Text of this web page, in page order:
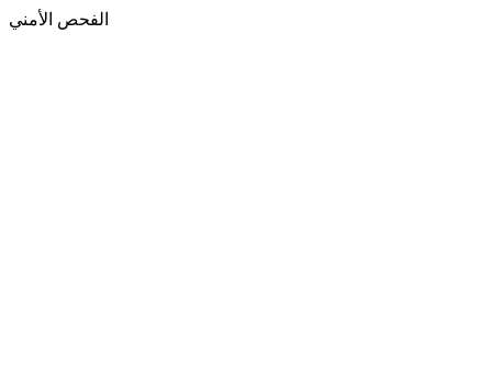
الفحص الأمني